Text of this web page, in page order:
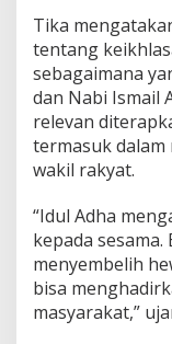
Tika
tentang
sebagaimana
dan Nabi Ismail
relevan
termasuk dalam
wakil rakyat.
“Idul Adha
kepada
menyembelih
bisa
masyarakat,”